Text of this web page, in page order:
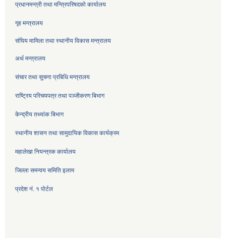
प्रधानमन्त्री तथा मन्त्रिपरिषदको कार्यालय
गृह मन्त्रालय
संघिय मामिला तथा स्थानीय विकास मन्त्रालय
अर्थ मन्त्रालय
संचार तथा सूचना प्रबिधि मन्त्रालय
राष्ट्रिय परिचयपत्र तथा पञ्जीकरण बिभाग
केन्द्रीय तथ्यांक बिभाग
स्थानीय शासन तथा सामुदायिक विकास कार्यक्रम
महालेखा नियन्त्रक कार्यालय
जिल्ला समन्वय समिति इलाम
प्रदेश नं. १ पोर्टल